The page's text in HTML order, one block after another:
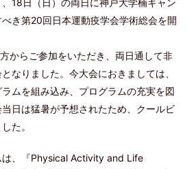
18日（日）の両日に神戸大学楠キャン
き第20回日本運動疫学会学術総会を開
からご参加をいただき、両日通して非
なりました。今大会におきましては、
ムを組み込み、プログラムの充実を図
日は猛暑が予想されたため、クールビ
た。
は、『Physical Activity and Life